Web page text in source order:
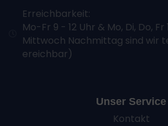
Erreichbarkeit:
Mo-Fr 9 - 12 Uhr & Mo, Di, Do,
Mittwoch Nachmittag sind wir
ereichbar)
Unser Service
Kontakt